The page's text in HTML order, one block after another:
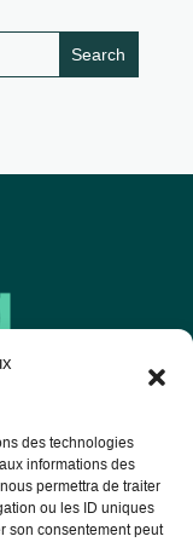
des technologies
informations des
permettra de traiter
ou les ID uniques
son consentement peut